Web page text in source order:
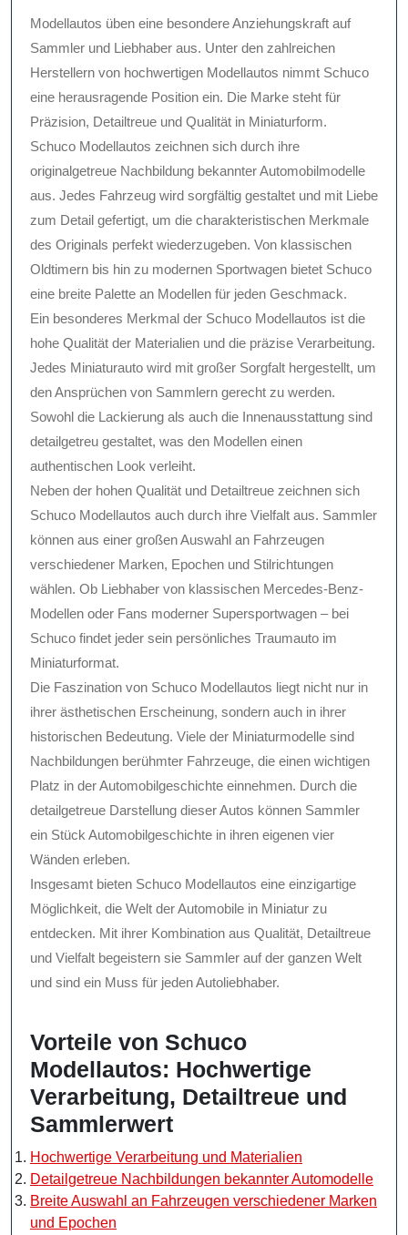
Modellautos üben eine besondere Anziehungskraft auf
Sammler und Liebhaber aus. Unter den zahlreichen
Herstellern von hochwertigen Modellautos nimmt Schuco
eine herausragende Position ein. Die Marke steht für
Präzision, Detailtreue und Qualität in Miniaturform.
Schuco Modellautos zeichnen sich durch ihre
originalgetreue Nachbildung bekannter Automobilmodelle
aus. Jedes Fahrzeug wird sorgfältig gestaltet und mit Liebe
zum Detail gefertigt, um die charakteristischen Merkmale
des Originals perfekt wiederzugeben. Von klassischen
Oldtimern bis hin zu modernen Sportwagen bietet Schuco
eine breite Palette an Modellen für jeden Geschmack.
Ein besonderes Merkmal der Schuco Modellautos ist die
hohe Qualität der Materialien und die präzise Verarbeitung.
Jedes Miniaturauto wird mit großer Sorgfalt hergestellt, um
den Ansprüchen von Sammlern gerecht zu werden.
Sowohl die Lackierung als auch die Innenausstattung sind
detailgetreu gestaltet, was den Modellen einen
authentischen Look verleiht.
Neben der hohen Qualität und Detailtreue zeichnen sich
Schuco Modellautos auch durch ihre Vielfalt aus. Sammler
können aus einer großen Auswahl an Fahrzeugen
verschiedener Marken, Epochen und Stilrichtungen
wählen. Ob Liebhaber von klassischen Mercedes-Benz-
Modellen oder Fans moderner Supersportwagen – bei
Schuco findet jeder sein persönliches Traumauto im
Miniaturformat.
Die Faszination von Schuco Modellautos liegt nicht nur in
ihrer ästhetischen Erscheinung, sondern auch in ihrer
historischen Bedeutung. Viele der Miniaturmodelle sind
Nachbildungen berühmter Fahrzeuge, die einen wichtigen
Platz in der Automobilgeschichte einnehmen. Durch die
detailgetreue Darstellung dieser Autos können Sammler
ein Stück Automobilgeschichte in ihren eigenen vier
Wänden erleben.
Insgesamt bieten Schuco Modellautos eine einzigartige
Möglichkeit, die Welt der Automobile in Miniatur zu
entdecken. Mit ihrer Kombination aus Qualität, Detailtreue
und Vielfalt begeistern sie Sammler auf der ganzen Welt
und sind ein Muss für jeden Autoliebhaber.
Vorteile von Schuco
Modellautos: Hochwertige
Verarbeitung, Detailtreue und
Sammlerwert
Hochwertige Verarbeitung und Materialien
Detailgetreue Nachbildungen bekannter Automodelle
Breite Auswahl an Fahrzeugen verschiedener Marken
und Epochen